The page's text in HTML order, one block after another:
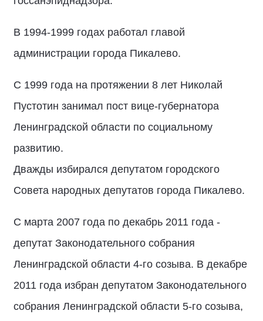
В 1994-1999 годах работал главой
администрации города Пикалево.
С 1999 года на протяжении 8 лет Николай
Пустотин занимал пост вице-губернатора
Ленинградской области по социальному
развитию.
Дважды избирался депутатом городского
Совета народных депутатов города Пикалево.
С марта 2007 года по декабрь 2011 года -
депутат Законодательного собрания
Ленинградской области 4-го созыва. В декабре
2011 года избран депутатом Законодательного
собрания Ленинградской области 5-го созыва,